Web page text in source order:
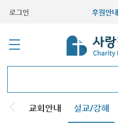
로그인 후원안내
교회안내 설교/강해